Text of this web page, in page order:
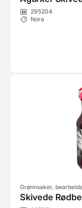
295204
Nora
Grønnsaker,
Skivede